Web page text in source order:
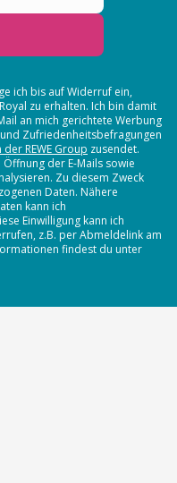
ich bis auf Widerruf ein,
zu erhalten. Ich bin damit
an mich gerichtete Werbung
Zufriedenheitsbefragungen
REWE Group zusendet.
der E-Mails sowie
Zu diesem Zweck
Daten. Nähere
kann ich
Einwilligung kann ich
z.B. per Abmeldelink am
findest du unter